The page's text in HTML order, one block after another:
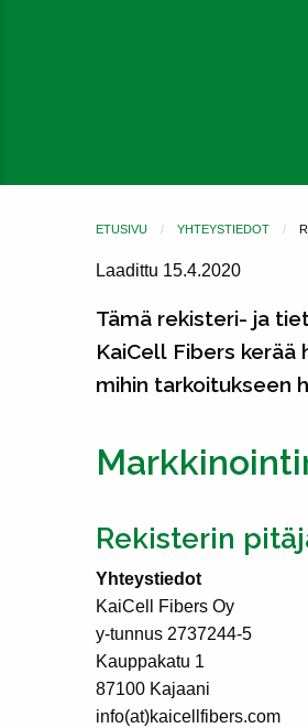
ETUSIVU YHTEYSTIEDOT
Laadittu 15.4.2020
Tämä rekisteri- ja
KaiCell Fibers
mihin tarkoitukseen
Rekisterin
Yhteystiedot
KaiCell Fibers Oy
y-tunnus 2737244-5
Kauppakatu 1
87100 Kajaani
info(at)kaicellfibers.com